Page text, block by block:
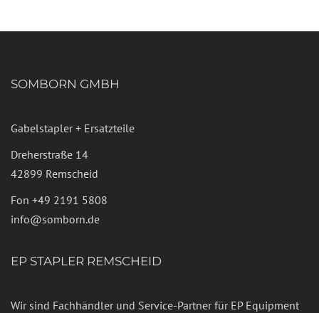
SOMBORN GMBH
Gabelstapler + Ersatzteile
Dreherstraße 14
42899 Remscheid
Fon +49 2191 5808
info@somborn.de
EP STAPLER REMSCHEID
Wir sind Fachhändler und Service-Partner für EP Equipment